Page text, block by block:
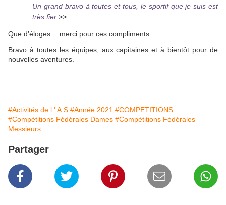
Un grand bravo à toutes et tous, le sportif que je suis est
très fier >>
Que d’éloges …merci pour ces compliments.
Bravo à toutes les équipes, aux capitaines et à bientôt pour de
nouvelles aventures.
#Activités de l ' A.S #Année 2021 #COMPETITIONS
#Compétitions Fédérales Dames #Compétitions Fédérales
Messieurs
Partager